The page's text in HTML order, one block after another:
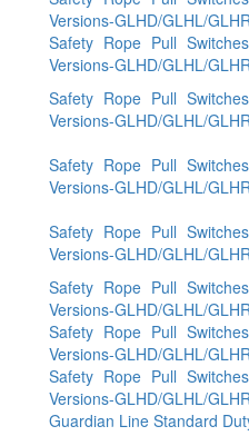
Versions-GLHD/GLHL/
Safety Rope Pull
Versions-GLHD/GLHL/
Safety Rope Pull
Versions-GLHD/GLHL/
Safety Rope Pull
Versions-GLHD/GLHL/
Safety Rope Pull
Versions-GLHD/GLHL/
Safety Rope Pull
Versions-GLHD/GLHL/
Safety Rope Pull
Versions-GLHD/GLHL/
Safety Rope Pull
Versions-GLHD/GLHL/
Guardian Line Standard